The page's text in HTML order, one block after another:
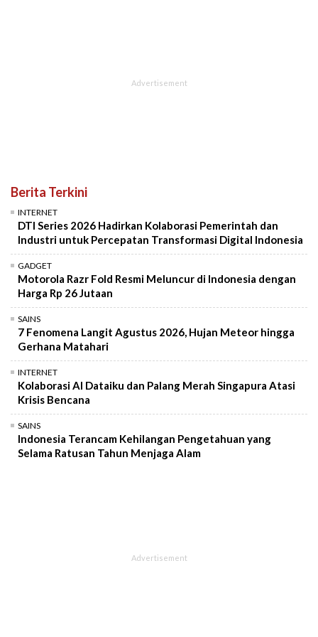
Berita Terkini
INTERNET
DTI Series 2026 Hadirkan Kolaborasi Pemerintah dan
Industri untuk Percepatan Transformasi Digital Indonesia
GADGET
Motorola Razr Fold Resmi Meluncur di Indonesia dengan
Harga Rp 26 Jutaan
SAINS
7 Fenomena Langit Agustus 2026, Hujan Meteor hingga
Gerhana Matahari
INTERNET
Kolaborasi AI Dataiku dan Palang Merah Singapura Atasi
Krisis Bencana
SAINS
Indonesia Terancam Kehilangan Pengetahuan yang
Selama Ratusan Tahun Menjaga Alam